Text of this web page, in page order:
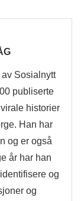
Sosialnytt
publiserte
historier
Han har
og er også
år har han
og
og